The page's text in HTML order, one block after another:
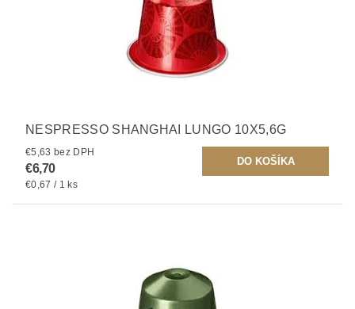
NESPRESSO SHANGHAI LUNGO 10X5,6G
€5,63 bez DPH
€6,70
€0,67 / 1 ks